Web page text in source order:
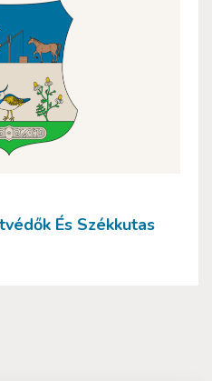
És Székkutas